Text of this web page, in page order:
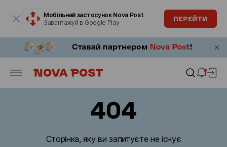
Мобільний застосунок Nova Post
Завантажуй в Google Play
ПЕРЕЙТИ
404
Сторінка, яку ви запитуєте не існує